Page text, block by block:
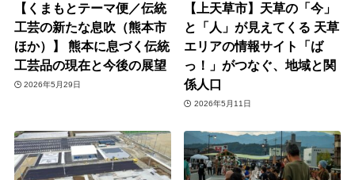
【くまもとテーマ便／伝統
工芸の新たな息吹（熊本市
ほか）】 熊本に息づく伝統
工芸品の現在と今後の展望
2026年5月29日
【上天草市】天草の「今」
と「人」が見えてくる 天草
エリアの情報サイト「ば
っ！」がつなぐ、地域と関
係人口
2026年5月11日